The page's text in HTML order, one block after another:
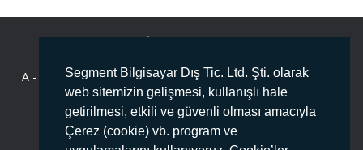
Segment Bilgisayar Dış Tic. Ltd. Şti. olarak
web sitemizin gelişmesi, kullanışlı hale
getirilmesi, etkili ve güvenli olması amacıyla
Çerez (cookie) vb. program ve
A -
Deliklikaya Mahallesi Fersah Caddesi No:136 İç Kapı No :1
ARNAVUTKÖY/İSTANBUL PK:34555
T - 444 78 99